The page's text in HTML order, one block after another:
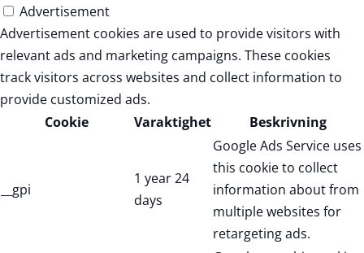
Advertisement
Advertisement cookies are used to provide visitors with
relevant ads and marketing campaigns. These cookies
track visitors across websites and collect information to
provide customized ads.
Cookie
Varaktighet Beskrivning
__gpi
1 year 24
days
Google Ads Service uses
this cookie to collect
information about from
multiple websites for
retargeting ads.